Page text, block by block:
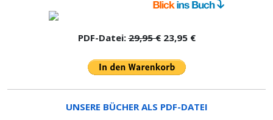
PDF-Datei:29,95 €23,95 €
UNSERE BÜCHER ALS PDF-DATEI